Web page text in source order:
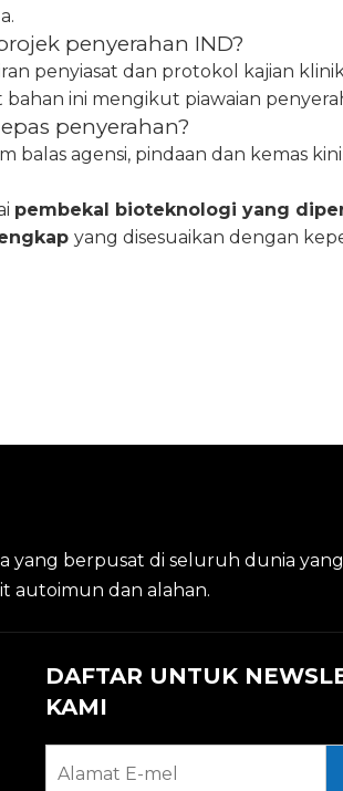
penyerahan IND?
penyiasat dan protokol kajian
ini mengikut piawaian
penyerahan?
agensi, pindaan dan kemas
pembekal bioteknologi yang
yang disesuaikan dengan
yang berpusat di seluruh dunia yang
autoimun dan alahan.
DAFTAR UNTUK
KAMI